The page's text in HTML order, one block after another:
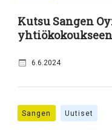
Kutsu Sangen
yhtiökokoukseen
6.6.2024
Sangen Uutiset